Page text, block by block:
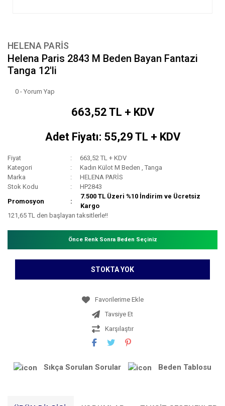
HELENA PARİS
Helena Paris 2843 M Beden Bayan Fantazi
Tanga 12'li
0 - Yorum Yap
663,52 TL + KDV
Adet Fiyatı: 55,29 TL + KDV
Fiyat
663,52 TL + KDV
Kategori
Kadın Külot M Beden ,Tanga
Marka
HELENA PARİS
Stok Kodu
HP2843
Promosyon
7.500 TL Üzeri %10 İndirim ve Ücretsiz
Kargo
121,65 TL den başlayan taksitlerle!!
Önce Renk Sonra Beden Seçiniz
STOKTA YOK
Tavsiye Et
Karşılaştır
Sıkça Sorulan Sorular Beden Tablosu